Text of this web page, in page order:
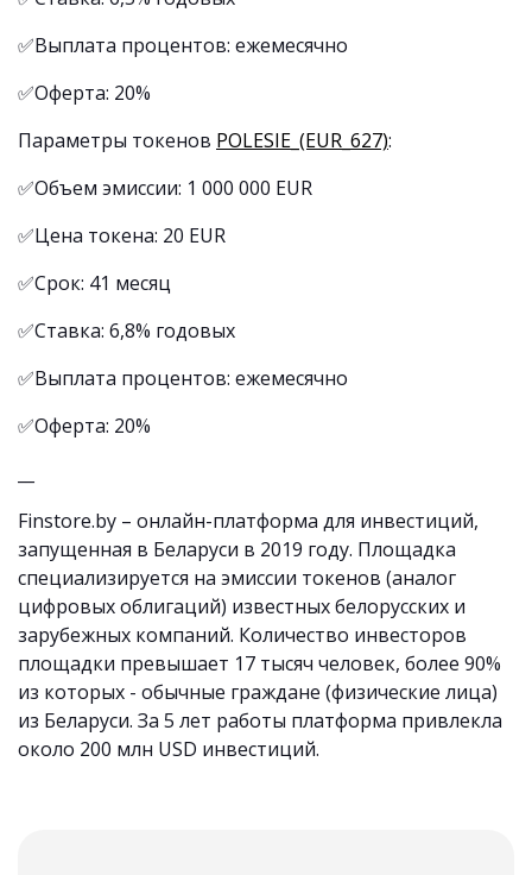
✅Выплата процентов: ежемесячно
✅Оферта: 20%
Параметры токенов POLESIE_(EUR_627):
✅Объем эмиссии: 1 000 000 EUR
✅Цена токена: 20 EUR
✅Срок: 41 месяц
✅Ставка: 6,8% годовых
✅Выплата процентов: ежемесячно
✅Оферта: 20%
Finstore.by – онлайн-платформа для инвестиций,
запущенная в Беларуси в 2019 году. Площадка
специализируется на эмиссии токенов (аналог
цифровых облигаций) известных белорусских и
зарубежных компаний. Количество инвесторов
площадки превышает 17 тысяч человек, более 90%
из которых - обычные граждане (физические лица)
из Беларуси. За 5 лет работы платформа привлекла
около 200 млн USD инвестиций.